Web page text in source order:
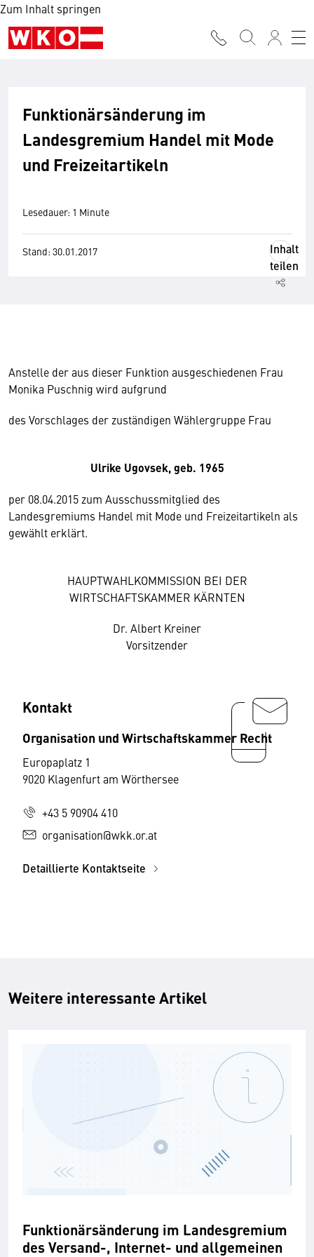
Zum Inhalt springen
Funktionärsänderung im
Landesgremium Handel mit Mode
und Freizeitartikeln
Lesedauer: 1 Minute
Stand: 30.01.2017
Inhalt
teilen
Anstelle der aus dieser Funktion ausgeschiedenen Frau
Monika Puschnig wird aufgrund
des Vorschlages der zuständigen Wählergruppe Frau
Ulrike Ugovsek, geb. 1965
per 08.04.2015 zum Ausschussmitglied des
Landesgremiums Handel mit Mode und Freizeitartikeln als
gewählt erklärt.
HAUPTWAHLKOMMISSION BEI DER
WIRTSCHAFTSKAMMER KÄRNTEN
Dr. Albert Kreiner
Vorsitzender
Kontakt
Organisation und Wirtschaftskammer Recht
Europaplatz 1
9020 Klagenfurt am Wörthersee
+43 5 90904 410
organisation@wkk.or.at
Detaillierte Kontaktseite
Weitere interessante Artikel
Funktionärsänderung im Landesgremium
des Versand-, Internet- und allgemeinen